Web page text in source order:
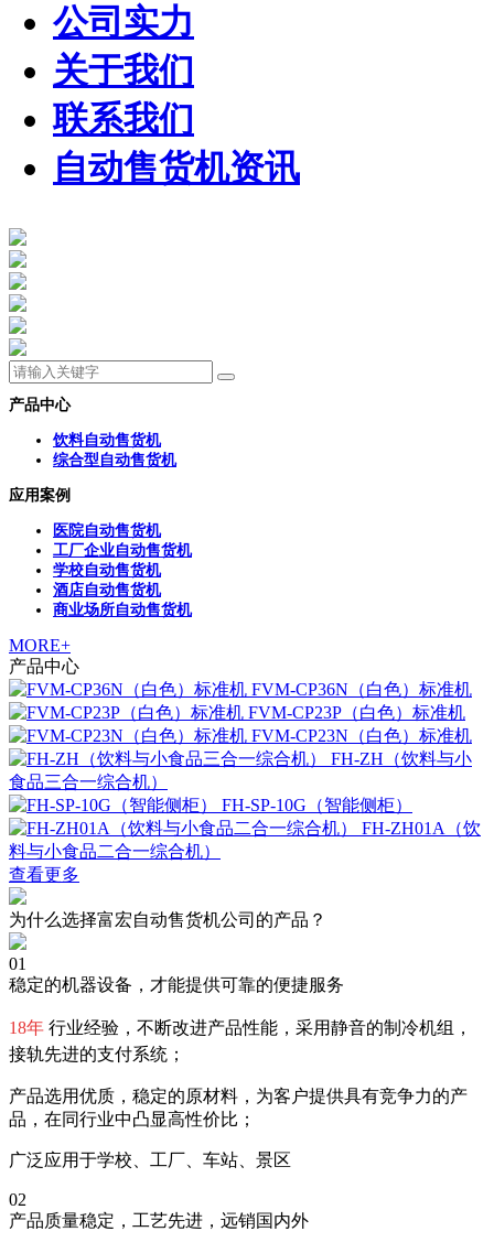
公司实力
关于我们
联系我们
自动售货机资讯
产品中心
饮料自动售货机
综合型自动售货机
应用案例
医院自动售货机
工厂企业自动售货机
学校自动售货机
酒店自动售货机
商业场所自动售货机
MORE+
产品中心
FVM-CP36N（白色）标准机
FVM-CP23P（白色）标准机
FVM-CP23N（白色）标准机
FH-ZH（饮料与小
食品三合一综合机）
FH-SP-10G（智能侧柜）
FH-ZH01A（饮
料与小食品二合一综合机）
查看更多
为什么选择富宏自动售货机公司的产品？
01
稳定的机器设备，才能提供可靠的便捷服务
18年 行业经验，不断改进产品性能，采用静音的制冷机组，
接轨先进的支付系统；
产品选用优质，稳定的原材料，为客户提供具有竞争力的产
品，在同行业中凸显高性价比；
广泛应用于学校、工厂、车站、景区
02
产品质量稳定，工艺先进，远销国内外